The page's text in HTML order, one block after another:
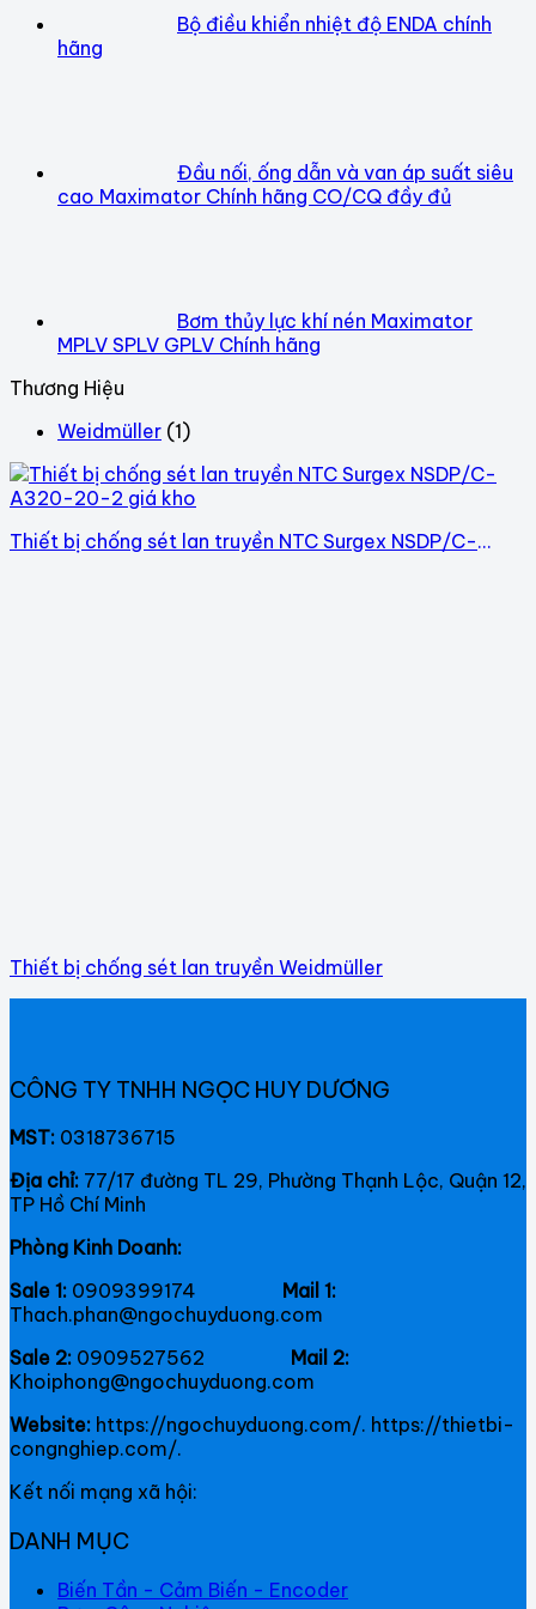
Bộ điều khiển nhiệt độ ENDA chính
hãng
Đầu nối, ống dẫn và van áp suất siêu
cao Maximator Chính hãng CO/CQ đầy đủ
Bơm thủy lực khí nén Maximator
MPLV SPLV GPLV Chính hãng
Thương Hiệu
Weidmüller (1)
Thiết bị chống sét lan truyền NTC Surgex NSDP/C-
Thiết bị chống sét lan truyền Weidmüller
CÔNG TY TNHH NGỌC HUY DƯƠNG
MST: 0318736715
Địa chỉ: 77/17 đường TL 29, Phường Thạnh Lộc, Quận 12,
TP Hồ Chí Minh
Phòng Kinh Doanh:
Sale 1: 0909399174 Mail 1:
Thach.phan@ngochuyduong.com
Sale 2: 0909527562 Mail 2:
Khoiphong@ngochuyduong.com
Website: https://ngochuyduong.com/. https://thietbi-
congnghiep.com/.
Kết nối mạng xã hội:
DANH MỤC
Biến Tần - Cảm Biến - Encoder